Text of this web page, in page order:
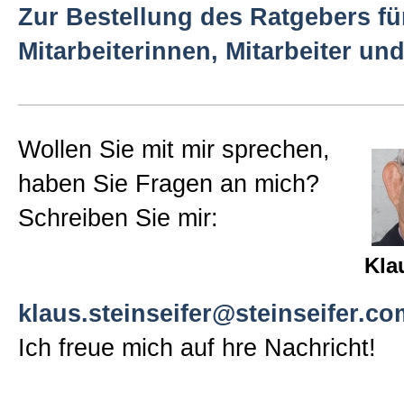
Presse-Lounge
Kontakt
Newsletter
Sitemap
Zur Bestellung des Ratgebers
Mitarbeiterinnen, Mitarbeiter
Wollen Sie mit mir sprechen,
haben Sie Fragen an mich?
Schreiben Sie mir:
Ich freue mich auf hre Nachricht!